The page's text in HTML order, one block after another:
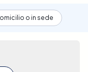
o in sede